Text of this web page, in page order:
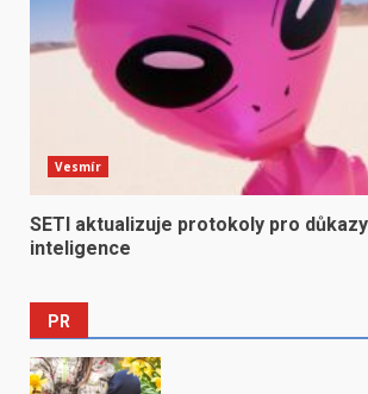
Vesmír
SETI aktualizuje protokoly pro
inteligence
PR